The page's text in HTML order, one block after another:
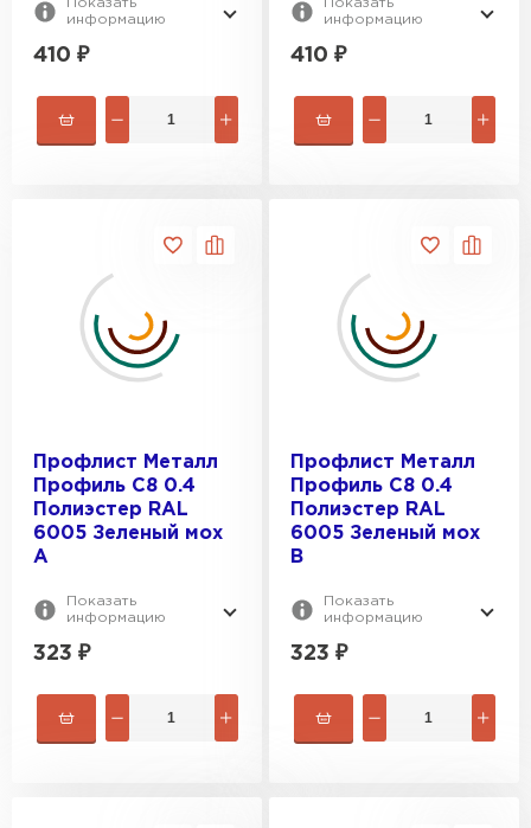
Показать
информацию
410 ₽
Показать
информацию
410 ₽
Профлист Металл
Профиль C8 0.4
Полиэстер RAL
6005 Зеленый мох
A
Показать
информацию
323 ₽
Профлист Металл
Профиль C8 0.4
Полиэстер RAL
6005 Зеленый мох
B
Показать
информацию
323 ₽